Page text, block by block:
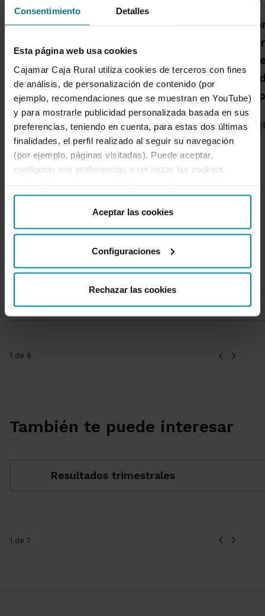
Consentimiento Detalles
Esta página web usa cookies
Cajamar Caja Rural utiliza cookies de terceros con fines
de análisis, de personalización de contenido (por
ejemplo, recomendaciones que se muestran en YouTube)
y para mostrarle publicidad personalizada basada en sus
preferencias, teniendo en cuenta, para estas dos últimas
finalidades, el perfil realizado al seguir su navegación
(por ejemplo, páginas visitadas). Puede aceptar,
configurar sus preferencias o rechazar las cookies
“Detalles”. También puede obtener más información, así
como cambiar el consentimiento en cualquier momento
desde nuestraPolítica de Cookies.
Aceptar las cookies
Configuraciones
Rechazar las cookies
Grupo Cajamar gana 193
millones, un 8,5 % más, en
el primer semestre por el
crecimiento de la
actividad comercial
04 de Agosto de 2026
Una
Cajamar
habrá más
alta
capacidad de
14 de Julio de
1 de 4
Secciones destacadas
Corporativa
1 de 8
También te puede interesar
Resultados trimestrales
1 de 7